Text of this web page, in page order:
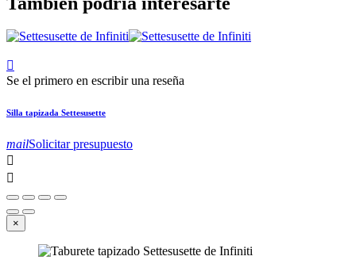

Se el primero en escribir una reseña
Silla tapizada Settesusette
mailSolicitar presupuesto


×